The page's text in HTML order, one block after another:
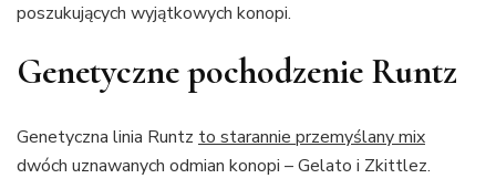
poszukujących wyjątkowych konopi.
Genetyczne pochodzenie Runtz
Genetyczna linia Runtz to starannie przemyślany mix
dwóch uznawanych odmian konopi – Gelato i Zkittlez.